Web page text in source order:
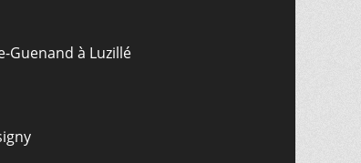
Guenand à Luzillé